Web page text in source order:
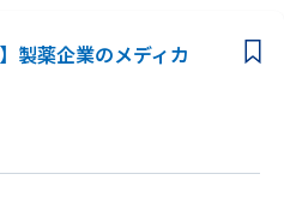
関するクロマトグラフィー技術に関す
など）を解釈する能力
、複雑な技術的概念を明確かつ実行可
ミュニケーション能力
製薬企業のメディカ